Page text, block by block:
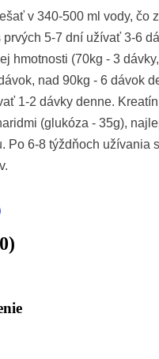
v 340-500 ml vody, čo
prvých 5-7 dní užívať 3-6
hmotnosti (70kg - 3
nad 90kg - 6 dávok
1-2 dávky denne.
(glukóza - 35g),
Po 6-8 týždňoch užívania